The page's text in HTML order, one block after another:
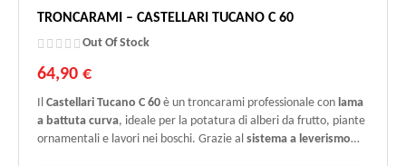
TRONCARAMI – CASTELLARI TUCANO C 60
Out Of Stock
64,90 €
IlCastellari Tucano C 60è un troncarami professionale con lama
a battuta curva, ideale per la potatura di alberi da frutto, piante
ornamentali e lavori nei boschi. Grazie alsistema a leverismo